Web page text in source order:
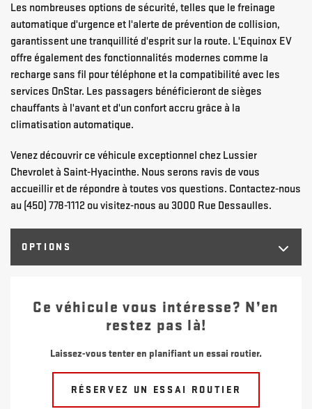
Les nombreuses options de sécurité, telles que le freinage
automatique d'urgence et l'alerte de prévention de collision,
garantissent une tranquillité d'esprit sur la route. L'Equinox EV
offre également des fonctionnalités modernes comme la
recharge sans fil pour téléphone et la compatibilité avec les
services OnStar. Les passagers bénéficieront de sièges
chauffants à l'avant et d'un confort accru grâce à la
climatisation automatique.
Venez découvrir ce véhicule exceptionnel chez Lussier
Chevrolet à Saint-Hyacinthe. Nous serons ravis de vous
accueillir et de répondre à toutes vos questions. Contactez-nous
au (450) 778-1112 ou visitez-nous au 3000 Rue Dessaulles.
OPTIONS
Ce véhicule vous intéresse? N’en
restez pas là!
Laissez-vous tenter en planifiant un essai routier.
RÉSERVEZ UN ESSAI ROUTIER